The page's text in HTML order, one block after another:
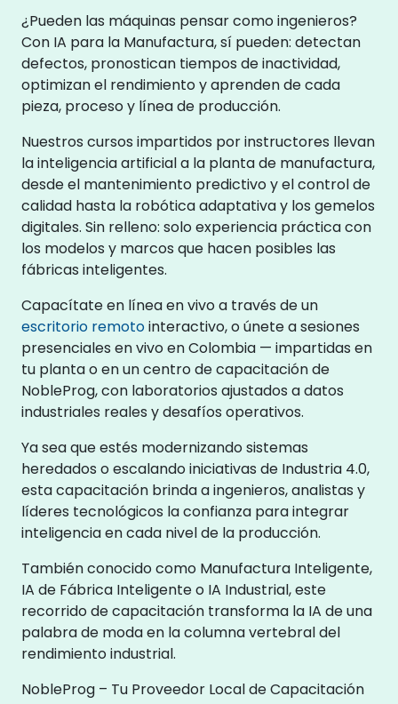
¿Pueden las máquinas pensar como ingenieros?
Con IA para la Manufactura, sí pueden: detectan
defectos, pronostican tiempos de inactividad,
optimizan el rendimiento y aprenden de cada
pieza, proceso y línea de producción.
Nuestros cursos impartidos por instructores llevan
la inteligencia artificial a la planta de manufactura,
desde el mantenimiento predictivo y el control de
calidad hasta la robótica adaptativa y los gemelos
digitales. Sin relleno: solo experiencia práctica con
los modelos y marcos que hacen posibles las
fábricas inteligentes.
Capacítate en línea en vivo a través de un
escritorio remotointeractivo, o únete a sesiones
presenciales en vivo en Colombia — impartidas en
tu planta o en un centro de capacitación de
NobleProg, con laboratorios ajustados a datos
industriales reales y desafíos operativos.
Ya sea que estés modernizando sistemas
heredados o escalando iniciativas de Industria 4.0,
esta capacitación brinda a ingenieros, analistas y
líderes tecnológicos la confianza para integrar
inteligencia en cada nivel de la producción.
También conocido como Manufactura Inteligente,
IA de Fábrica Inteligente o IA Industrial, este
recorrido de capacitación transforma la IA de una
palabra de moda en la columna vertebral del
rendimiento industrial.
NobleProg – Tu Proveedor Local de Capacitación